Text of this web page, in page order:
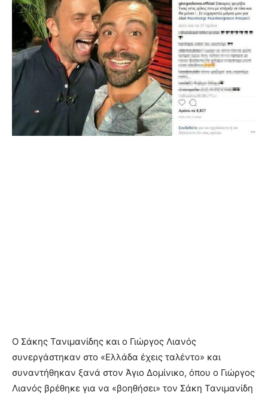
Ο Σάκης Τανιμανίδης και ο Γιώργος Λιανός
συνεργάστηκαν στο «Ελλάδα έχεις ταλέντο» και
συναντήθηκαν ξανά στον Άγιο Δομίνικο, όπου ο Γιώργος
Λιανός βρέθηκε για να «βοηθήσει» τον Σάκη Τανιμανίδη